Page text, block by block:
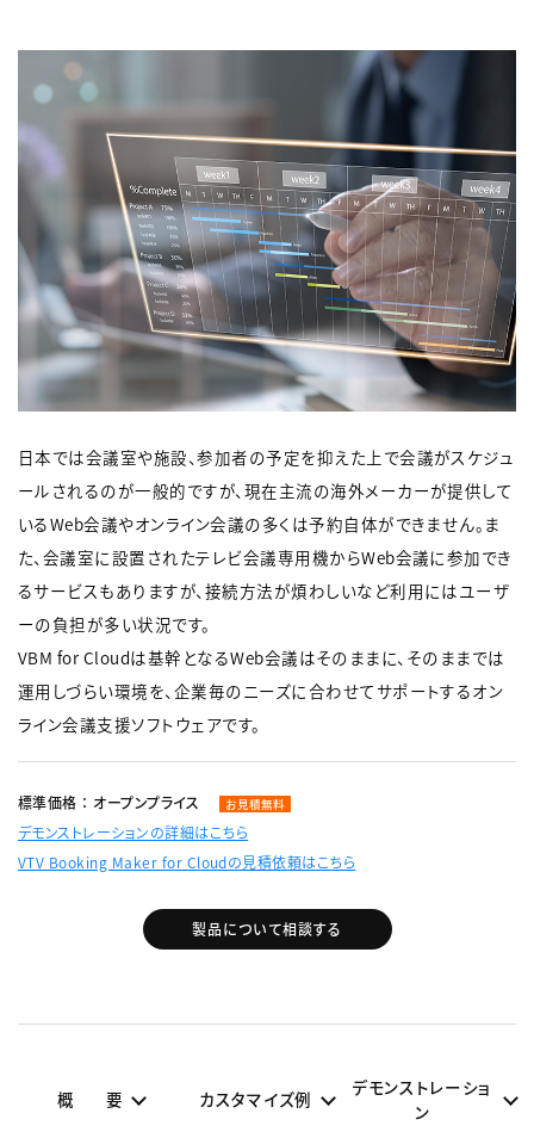
日本では会議室や施設、参加者の予定を抑えた上で会議がスケジュ
ールされるのが一般的ですが、現在主流の海外メーカーが提供して
いるWeb会議やオンライン会議の多くは予約自体ができません。ま
た、会議室に設置されたテレビ会議専用機からWeb会議に参加でき
るサービスもありますが、接続方法が煩わしいなど利用にはユーザ
ーの負担が多い状況です。
VBM for Cloudは基幹となるWeb会議はそのままに、そのままでは
運用しづらい環境を、企業毎のニーズに合わせてサポートするオン
ライン会議支援ソフトウェアです。
標準価格 ： オープンプライス お見積無料
デモンストレーションの詳細はこちら
VTV Booking Maker for Cloudの見積依頼はこちら
製品について相談する
概要 カスタマイズ例
デモンストレーショ
ン